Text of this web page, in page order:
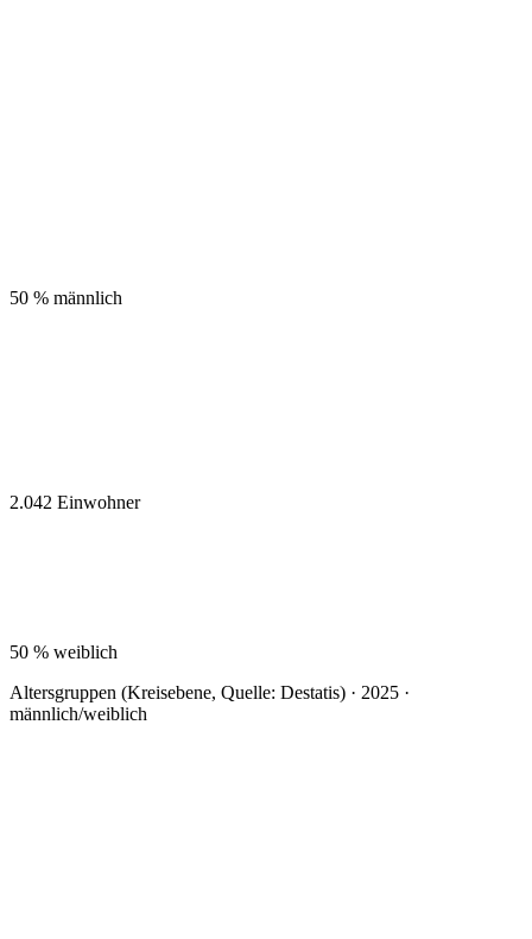
50 % männlich
2.042 Einwohner
50 % weiblich
Altersgruppen (Kreisebene, Quelle: Destatis) · 2025 ·
männlich/weiblich